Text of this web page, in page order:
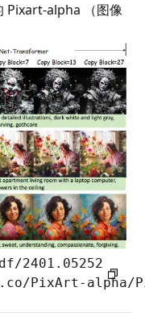
Pixart-alpha （图像
2401.05252
PixArt-alpha/